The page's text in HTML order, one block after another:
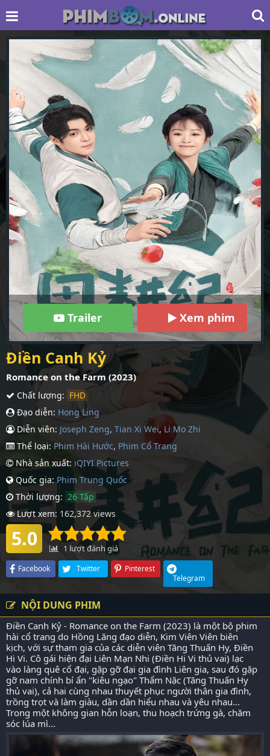
Trailer Xem phim
Điền Canh Kỷ
Romance on the Farm (2023)
Chất lượng: FHD
Đạo diễn: Hong Ling
Diễn viên: Joseph Zeng, Tian Xi Wei, Li Mo Zhi
Thể loại: Phim Hài Hước, Phim Cổ Trang
Nhà sản xuất: iQIYI Pictures
Quốc gia: Phim Trung Quốc
Thời lượng: 26 Tập
Lượt xem: 162,372 views
5.0 1 lượt đánh giá
Facebook Twitter
Pinterest
Telegram
NỘI DUNG PHIM
Điền Canh Kỷ - Romance on the Farm (2023) là một bộ phim
hài cổ trang do Hồng Lăng đạo diễn, Kim Viên Viên biên
kịch, với sự tham gia của các diễn viên Tăng Thuấn Hy, Điền
Hi Vi. Cô gái hiện đại Liên Mạn Nhi (Điền Hi Vi thủ vai) lạc
vào làng quê cổ đại, gặp gỡ đại gia đình Liên gia, sau đó gặp
gỡ nam chính bí ẩn "kiêu ngạo" Thẩm Nặc (Tăng Thuấn Hy
thủ vai), cả hai cùng nhau thuyết phục người thân gia đình,
trồng trọt và làm giàu, dần dần hiểu nhau và yêu nhau...
Trong một không gian hỗn loạn, thu hoạch trứng gà, chăm
sóc lúa mì...